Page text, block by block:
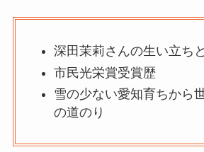
深田茉莉さんの生い立ち
市民光栄賞受賞歴
雪の少ない愛知育ちから
の道のり